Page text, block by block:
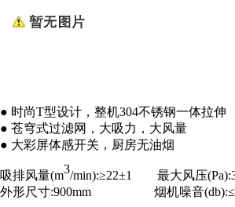
● 时尚T型设计，整机304不锈钢一体拉伸
● 苍穹式过滤网，大吸力，大风量
● 大彩屏体感开关，厨房无油烟
吸排风量(m3/min):≥22±1 最大风压
外形尺寸:900mm 烟机噪音